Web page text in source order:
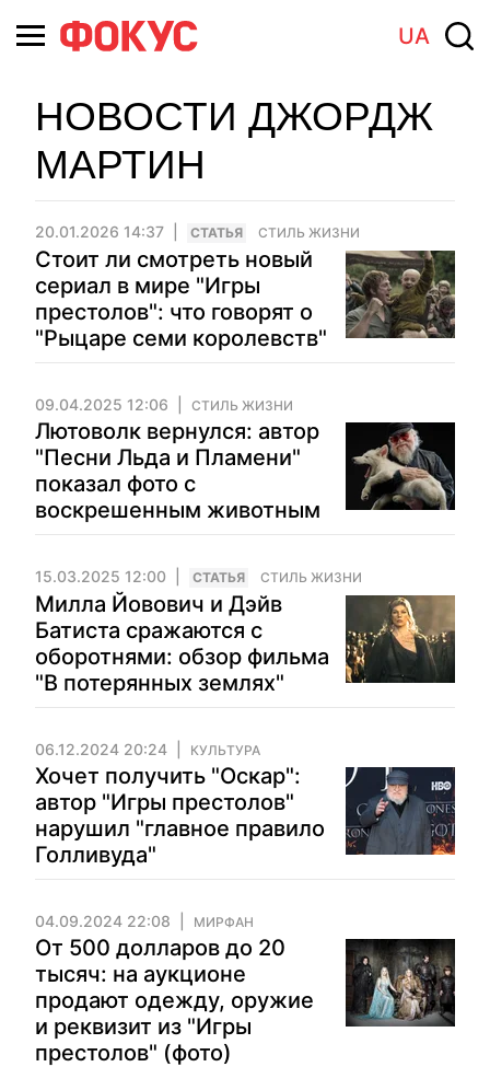
UA
НОВОСТИ ДЖОРДЖ
МАРТИН
20.01.2026 14:37 CТАТЬЯ СТИЛЬ ЖИЗНИ
Стоит ли смотреть новый
сериал в мире "Игры
престолов": что говорят о
"Рыцаре семи королевств"
09.04.2025 12:06 СТИЛЬ ЖИЗНИ
Лютоволк вернулся: автор
"Песни Льда и Пламени"
показал фото с
воскрешенным животным
15.03.2025 12:00 CТАТЬЯ СТИЛЬ ЖИЗНИ
Милла Йовович и Дэйв
Батиста сражаются с
оборотнями: обзор фильма
"В потерянных землях"
06.12.2024 20:24 КУЛЬТУРА
Хочет получить "Оскар":
автор "Игры престолов"
нарушил "главное правило
Голливуда"
04.09.2024 22:08 МИРФАН
От 500 долларов до 20
тысяч: на аукционе
продают одежду, оружие
и реквизит из "Игры
престолов" (фото)